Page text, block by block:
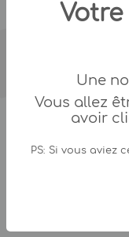
Une
Vous allez
avoir
PS: Si vous aviez